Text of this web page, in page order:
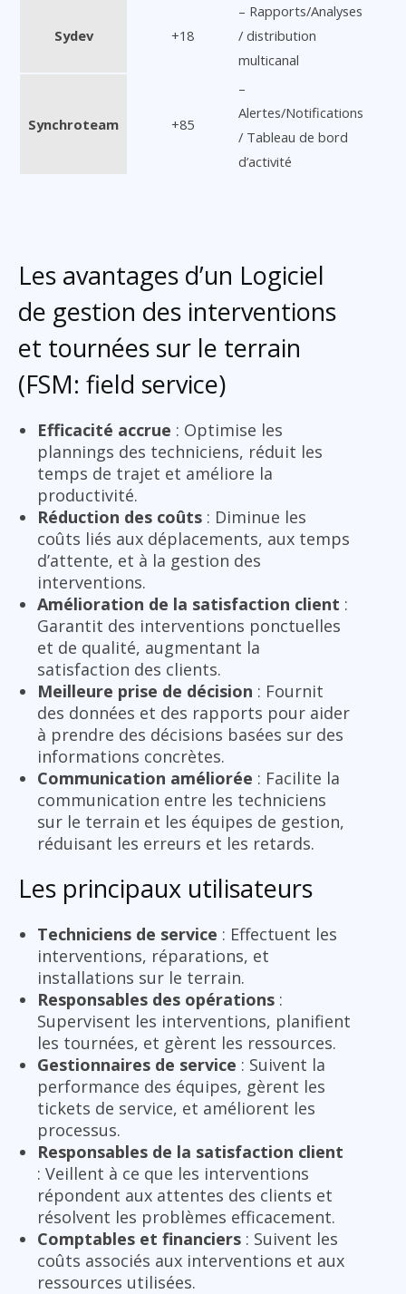
Sydev +18
– Rapports/Analyses
/ distribution
multicanal
Synchroteam +85
–
Alertes/Notifications
/ Tableau de bord
d’activité
Les avantages d’un Logiciel
de gestion des interventions
et tournées sur le terrain
(FSM: field service)
Efficacité accrue : Optimise les
plannings des techniciens, réduit les
temps de trajet et améliore la
productivité.
Réduction des coûts : Diminue les
coûts liés aux déplacements, aux temps
d’attente, et à la gestion des
interventions.
Amélioration de la satisfaction client :
Garantit des interventions ponctuelles
et de qualité, augmentant la
satisfaction des clients.
Meilleure prise de décision : Fournit
des données et des rapports pour aider
à prendre des décisions basées sur des
informations concrètes.
Communication améliorée : Facilite la
communication entre les techniciens
sur le terrain et les équipes de gestion,
réduisant les erreurs et les retards.
Les principaux utilisateurs
Techniciens de service : Effectuent les
interventions, réparations, et
installations sur le terrain.
Responsables des opérations :
Supervisent les interventions, planifient
les tournées, et gèrent les ressources.
Gestionnaires de service : Suivent la
performance des équipes, gèrent les
tickets de service, et améliorent les
processus.
Responsables de la satisfaction client
: Veillent à ce que les interventions
répondent aux attentes des clients et
résolvent les problèmes efficacement.
Comptables et financiers : Suivent les
coûts associés aux interventions et aux
ressources utilisées.